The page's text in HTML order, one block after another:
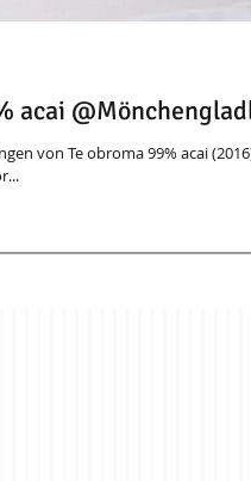
acai
von Te obroma 99% acai